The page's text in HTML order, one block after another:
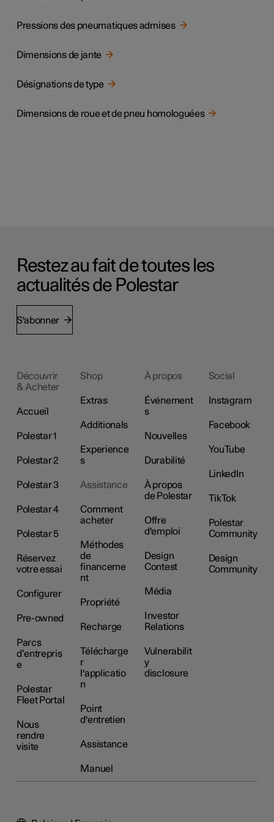
Pressions des pneumatiques admises
Dimensions de jante
Désignations de type
Dimensions de roue et de pneu homologuées
Restez au fait de toutes les
actualités de Polestar
S'abonner
Découvrir
& Acheter
Accueil
Polestar 1
Polestar 2
Polestar 3
Polestar 4
Polestar 5
Réservez
votre essai
Configurer
Pre-owned
Parcs
d’entrepris
e
Polestar
Fleet Portal
Nous
rendre
visite
Shop
Extras
Additionals
Experience
s
Assistance
Comment
acheter
Méthodes
de
financeme
nt
Propriété
Recharge
Télécharge
r
l'applicatio
n
Point
d'entretien
Assistance
Manuel
À propos
Événement
s
Nouvelles
Durabilité
À propos
de Polestar
Offre
d'emploi
Design
Contest
Média
Investor
Relations
Vulnerabilit
y
disclosure
Social
Instagram
Facebook
YouTube
LinkedIn
TikTok
Polestar
Community
Design
Community